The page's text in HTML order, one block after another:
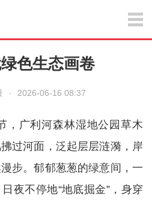
色生态画卷
· 2026-06-16 08:37
，广利河森林湿地公园草木
过河面，泛起层层涟漪，岸
步。郁郁葱葱的绿意间，一
夜不停地“地底掘金”，身穿